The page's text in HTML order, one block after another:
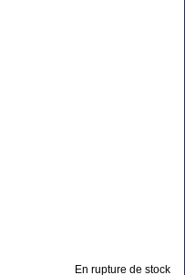
En rupture de stock